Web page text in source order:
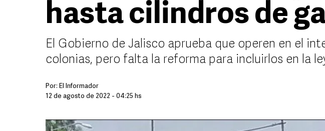
hasta cilindros de
El Gobierno de Jalisco aprueba que operen en el
colonias, pero falta la reforma para incluirlos en la
Por: El Informador
12 de agosto de 2022 - 04:25 hs